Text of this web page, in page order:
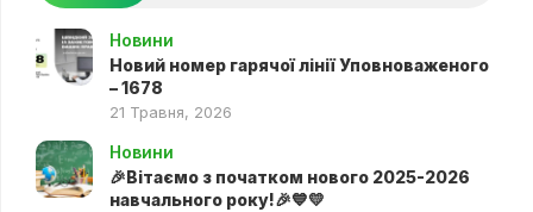
Новини
Новий номер гарячої лінії Уповноваженого
– 1678
21 Травня, 2026
Новини
🎉Вітаємо з початком нового 2025-2026
навчального року!🎉💙💛